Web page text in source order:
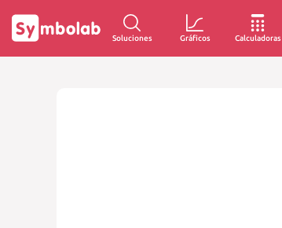
Soluciones Gráficos Calculadoras